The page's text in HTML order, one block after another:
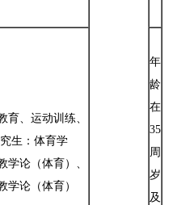
育、运动训练、
生：体育学
学论（体育）、
学论（体育）
年
龄
在
35
周
岁
及